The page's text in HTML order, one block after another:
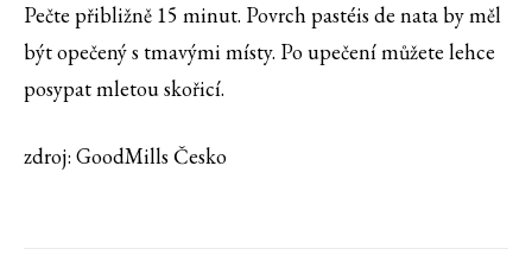
Pečte přibližně 15 minut. Povrch pastéis de nata by měl
být opečený s tmavými místy. Po upečení můžete lehce
posypat mletou skořicí.
zdroj: GoodMills Česko